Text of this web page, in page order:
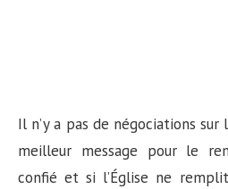
Il n’y a pas de négociations sur
meilleur message pour le
confié et si l’Église ne